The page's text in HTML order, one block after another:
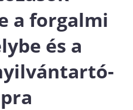
a forgalmi
és a